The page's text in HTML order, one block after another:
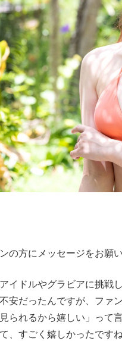
方にメッセージをお願い
イドルやグラビアに挑戦
安だったんですが、ファ
られるから嬉しい」って
、すごく嬉しかったです